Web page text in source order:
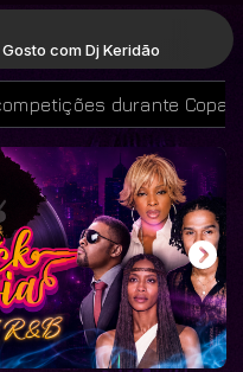
com Dj Keridão
durante Copa